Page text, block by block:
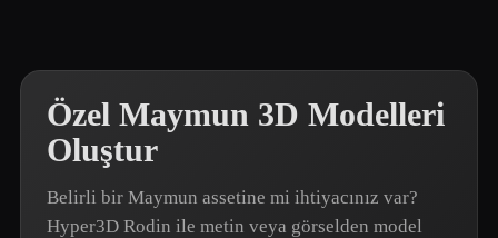
Özel Maymun 3D Modelleri
Oluştur
Belirli bir Maymun assetine mi ihtiyacınız var?
Hyper3D Rodin ile metin veya görselden model